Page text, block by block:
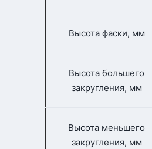
Высота фаски, мм
Высота большего
закругления, мм
Высота меньшего
закругления, мм